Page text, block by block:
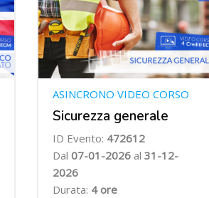
Sicurezza generale
ASINCRONO VIDEO CORSO
ID Evento: 472612
Dal 07-01-2026 al 31-12-
2026
Durata: 4ore